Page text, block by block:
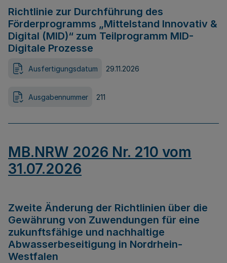
Richtlinie zur Durchführung des
Förderprogramms „Mittelstand Innovativ &
Digital (MID)“ zum Teilprogramm MID-
Digitale Prozesse
Ausfertigungsdatum 29.11.2026
Ausgabennummer 211
MB.NRW 2026 Nr. 210 vom
31.07.2026
Zweite Änderung der Richtlinien über die
Gewährung von Zuwendungen für eine
zukunftsfähige und nachhaltige
Abwasserbeseitigung in Nordrhein-
Westfalen